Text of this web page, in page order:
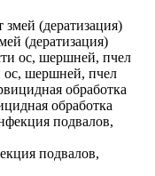
(дератизация)
ос, шершней, пчел
обработка
подвалов,